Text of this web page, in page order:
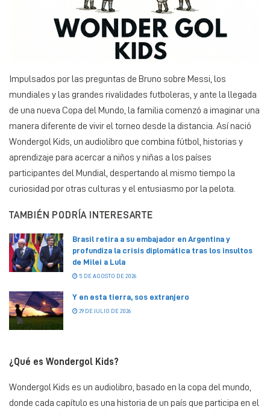
Impulsados por las preguntas de Bruno sobre Messi, los
mundiales y las grandes rivalidades futboleras, y ante la llegada
de una nueva Copa del Mundo, la familia comenzó a imaginar una
manera diferente de vivir el torneo desde la distancia. Así nació
Wondergol Kids, un audiolibro que combina fútbol, historias y
aprendizaje para acercar a niños y niñas a los países
participantes del Mundial, despertando al mismo tiempo la
curiosidad por otras culturas y el entusiasmo por la pelota.
TAMBIÉN PODRÍA INTERESARTE
Brasil retira a su embajador en Argentina y
profundiza la crisis diplomática tras los insultos
de Milei a Lula
5 DE AGOSTO DE 2026
Y en esta tierra, sos extranjero
29 DE JULIO DE 2026
¿Qué es Wondergol Kids?
Wondergol Kids es un audiolibro, basado en la copa del mundo,
donde cada capítulo es una historia de un país que participa en el